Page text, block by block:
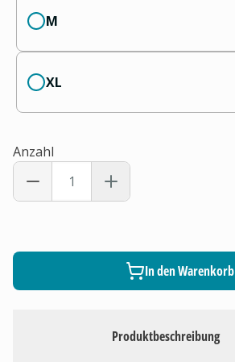
Produktbeschreibung
M
XL
Anzahl
In den Warenkorb